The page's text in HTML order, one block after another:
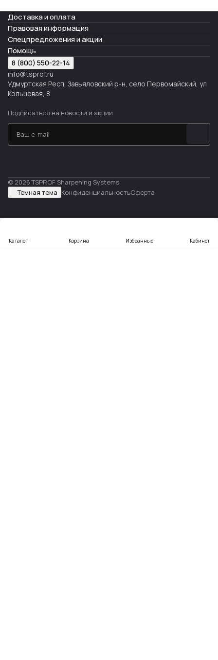
Каталог Корзина Избранные Кабинет
Доставка и оплата
Правовая информация
Спецпредложения и акции
Помощь
8 (800) 550-22-14
info@tsprof.ru
Удмуртская Респ, Завьяловский р-н, село Первомайский, ул
Кольцевая, 8
Подписаться на новости и акции
© 2026 TSPROF Sharpening Systems
Темная тема КонфиденциальностьОферта